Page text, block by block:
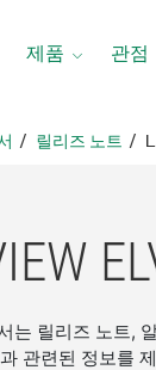
제품 관점
릴리즈 노트
는 릴리즈 노트,
관련된 정보를